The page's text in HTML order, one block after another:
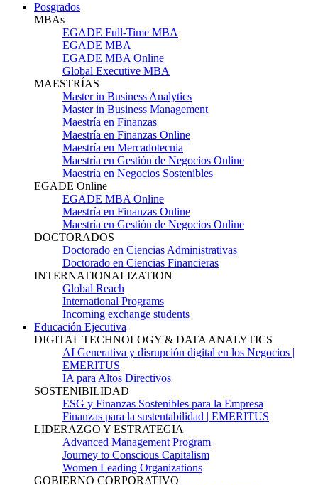
Posgrados
MBAs
EGADE Full-Time MBA
EGADE MBA
EGADE MBA Online
Global Executive MBA
MAESTRÍAS
Master in Business Analytics
Master in Business Management
Maestría en Finanzas
Maestría en Finanzas Online
Maestría en Mercadotecnia
Maestría en Gestión de Negocios Online
Maestría en Negocios Sostenibles
EGADE Online
EGADE MBA Online
Maestría en Finanzas Online
Maestría en Gestión de Negocios Online
DOCTORADOS
Doctorado en Ciencias Administrativas
Doctorado en Ciencias Financieras
INTERNATIONALIZATION
Global Reach
International Programs
Incoming exchange students
Educación Ejecutiva
DIGITAL TECHNOLOGY & DATA ANALYTICS
AI Generativa y disrupción digital en los Negocios |
EMERITUS
IA para Altos Directivos
SOSTENIBILIDAD
ESG y Finanzas Sostenibles para la Empresa
Finanzas para la sustentabilidad | EMERITUS
LIDERAZGO Y ESTRATEGIA
Advanced Management Program
Journey to Conscious Capitalism
Women Leading Organizations
GOBIERNO CORPORATIVO